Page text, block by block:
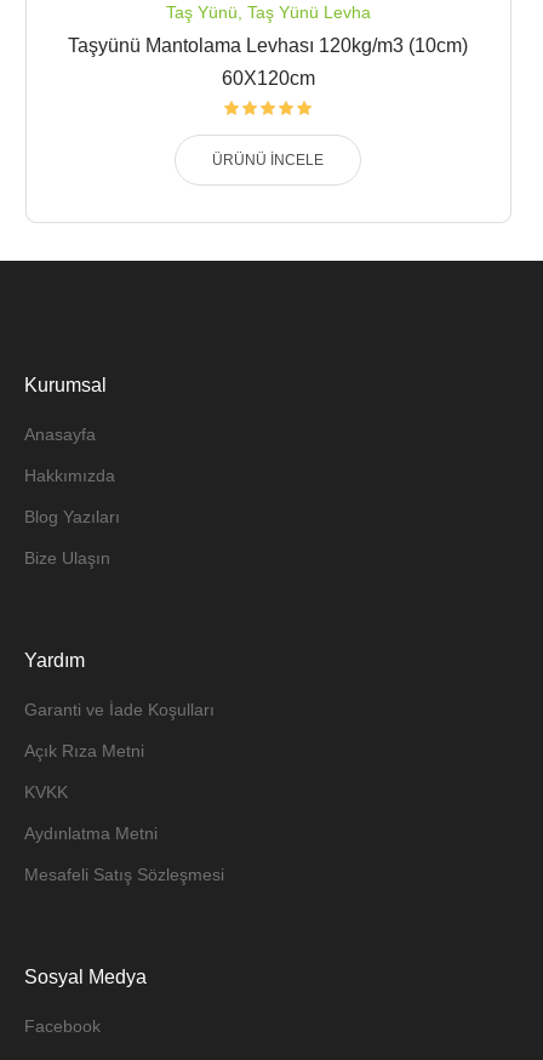
Taş Yünü Taş Yünü Levha
Taşyünü Mantolama Levhası 120kg/m3 (10cm)
60X120cm
ÜRÜNÜ İNCELE
Kurumsal
Anasayfa
Hakkımızda
Blog Yazıları
Bize Ulaşın
Yardım
Garanti ve İade Koşulları
Açık Rıza Metni
KVKK
Aydınlatma Metni
Mesafeli Satış Sözleşmesi
Sosyal Medya
Facebook